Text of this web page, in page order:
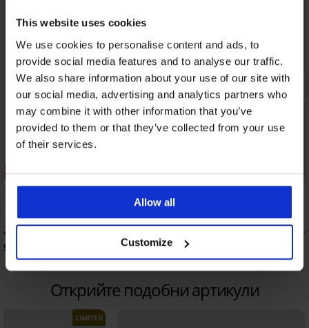
This website uses cookies
We use cookies to personalise content and ads, to
provide social media features and to analyse our traffic.
We also share information about your use of our site with
our social media, advertising and analytics partners who
may combine it with other information that you’ve
provided to them or that they’ve collected from your use
of their services.
Allow all
Customize
2+1 БЕЗПЛАТНО
Чорапи Setra до глезена
5,29 €
2+1 БЕЗПЛАТНО
Бамбукови чорапи
Открийте подобни артикули
LIMITED